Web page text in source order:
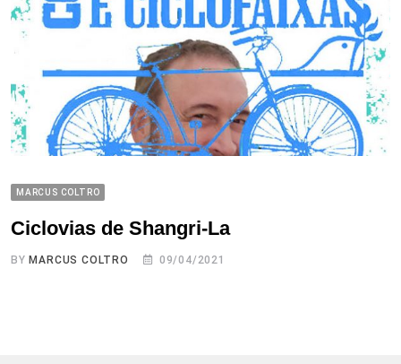
MARCUS COLTRO
Ciclovias de Shangri-La
BY MARCUS COLTRO 09/04/2021